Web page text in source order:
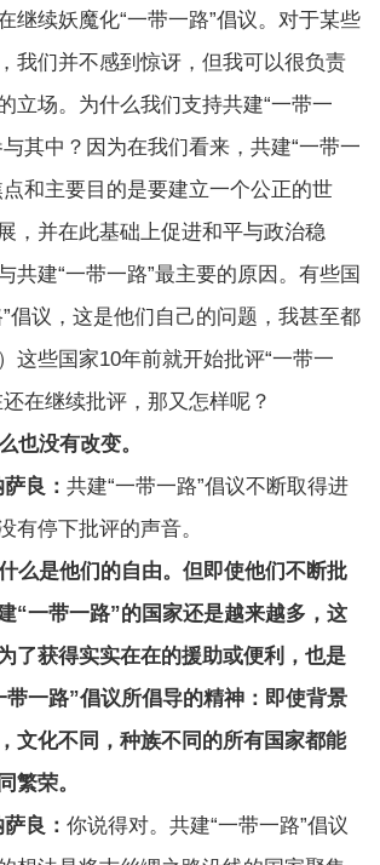
继续妖魔化“一带一路”倡议。对于某些
我们并不感到惊讶，但我可以很负责
立场。为什么我们支持共建“一带一
其中？因为在我们看来，共建“一带一
点和主要目的是要建立一个公正的世
，并在此基础上促进和平与政治稳
共建“一带一路”最主要的原因。有些国
倡议，这是他们自己的问题，我甚至都
这些国家10年前就开始批评“一带一
在继续批评，那又怎样呢？
也没有改变。
良： 共建“一带一路”倡议不断取得进
有停下批评的声音。
么是他们的自由。但即使他们不断批
“一带一路”的国家还是越来越多，这
了获得实实在在的援助或便利，也是
带一路”倡议所倡导的精神：即使背景
文化不同，种族不同的所有国家都能
繁荣。
良： 你说得对。共建“一带一路”倡议